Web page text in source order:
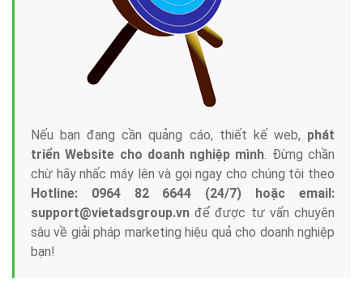
Nếu bạn đang cần quảng cáo, thiết kế web, phát
triển Website cho doanh nghiệp mình. Đừng chần
chừ hãy nhấc máy lên và gọi ngay cho chúng tôi theo
Hotline: 0964 82 6644 (24/7) hoặc email:
support@vietadsgroup.vn để được tư vấn chuyên
sâu về giải pháp marketing hiệu quả cho doanh nghiệp
bạn!